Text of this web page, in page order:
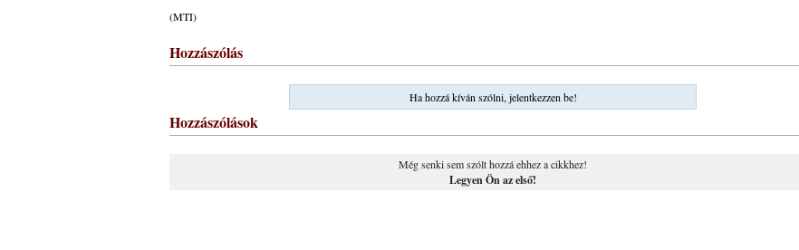
(MTI)
Hozzászólás
Ha hozzá kíván szólni, jelentkezzen be!
Hozzászólások
Még senki sem szólt hozzá ehhez a cikkhez!
Legyen Ön az első!